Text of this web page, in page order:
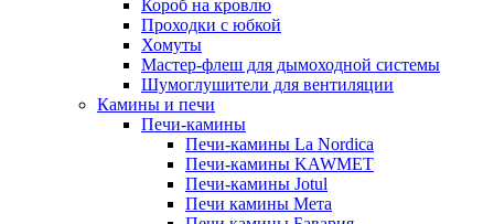
Короб на кровлю
Проходки с юбкой
Хомуты
Мастер-флеш для дымоходной системы
Шумоглушители для вентиляции
Камины и печи
Печи-камины
Печи-камины La Nordica
Печи-камины KAWMET
Печи-камины Jotul
Печи камины Мета